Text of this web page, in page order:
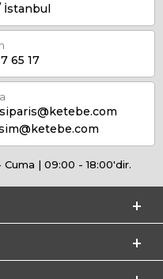
İstanbul
65 17
| 09:00 - 18:00'dir.